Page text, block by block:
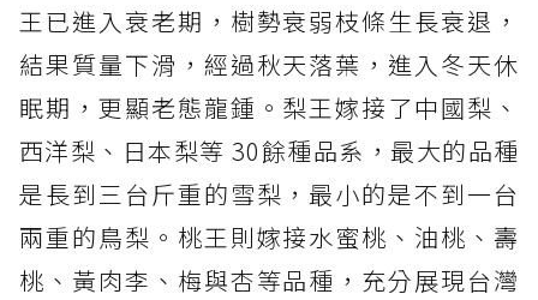
王已進入衰老期，樹勢衰弱枝條生長衰退，
結果質量下滑，經過秋天落葉，進入冬天休
眠期，更顯老態龍鍾。梨王嫁接了中國梨、
西洋梨、日本梨等 30餘種品系，最大的品種
是長到三台斤重的雪梨，最小的是不到一台
兩重的鳥梨。桃王則嫁接水蜜桃、油桃、壽
桃、黃肉李、梅與杏等品種，充分展現台灣